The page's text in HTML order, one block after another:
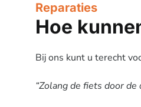
Reparaties
Hoe
Bij ons kunt u terecht
“Zolang de fiets door